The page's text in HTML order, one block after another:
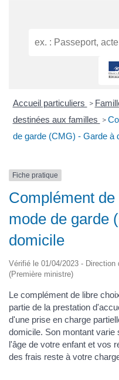
Accueil particuliers >
destinées aux familles >
de garde (CMG) - Garde à
Fiche pratique
Complément
mode de garde
domicile
Vérifié le 01/04/2023 -
(Première ministre)
Le complément de libre
partie de la prestation
d'une prise en charge
domicile. Son montant varie
l'âge de votre enfant et vos
des frais reste à votre